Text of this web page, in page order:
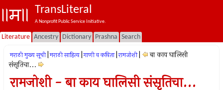
TransLiteral
A Nonprofit Public Service Initiative.
Literature Ancestry Dictionary Prashna Search
मराठी मुख्य सूची मराठी साहित्य गाणी व कविता रामजोशी
बा काय घालिसी
संसृतिचा...
रामजोशी - बा काय घालिसी संसृतिचा...